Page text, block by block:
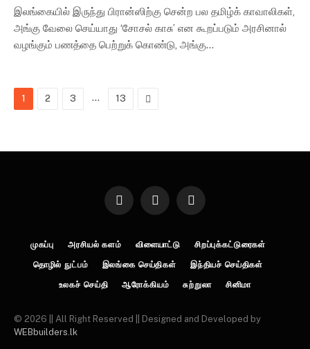
இலங்கையில் இருந்து பிரான்ஸிற்கு சென்ற பல தமிழ்க் காவாலிகள்,
அங்கு வேலை செய்யாது ‘சோசல் காசு’ என கூறப்படும் அரசினால்
வழங்கும் பணத்தை பெற்றுக் கொண்டு, அங்கு…
1 2 3 … 13 Next
FacebookTwitter Instagram
முகப்பு அரசியல் களம் விளையாட்டு சிறப்புக்கட்டுரைகள்
தொழில் நுட்பம் இலங்கை செய்திகள் இந்தியச் செய்திகள்
உலகச் செய்தி ஆரோக்கியம் சுற்றுலா சினிமா
© 2026 || All Right Reserved || Designed and Developed by
WEBbuilders.lk